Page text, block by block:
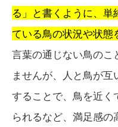
る」と書くように、
ている鳥の状況や状態
言葉の通じない鳥のこ
ませんが、人と鳥が
することで、鳥を近く
られるなど、満足感